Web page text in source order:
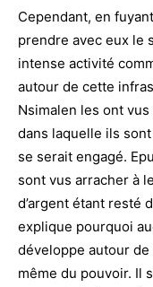
Cependant, en
prendre avec eux le
intense activité
autour de cette
Nsimalen les ont
dans laquelle ils
se serait engagé.
sont vus arracher à
d’argent étant resté
explique pourquoi
développe autour de
même du pouvoir. Il